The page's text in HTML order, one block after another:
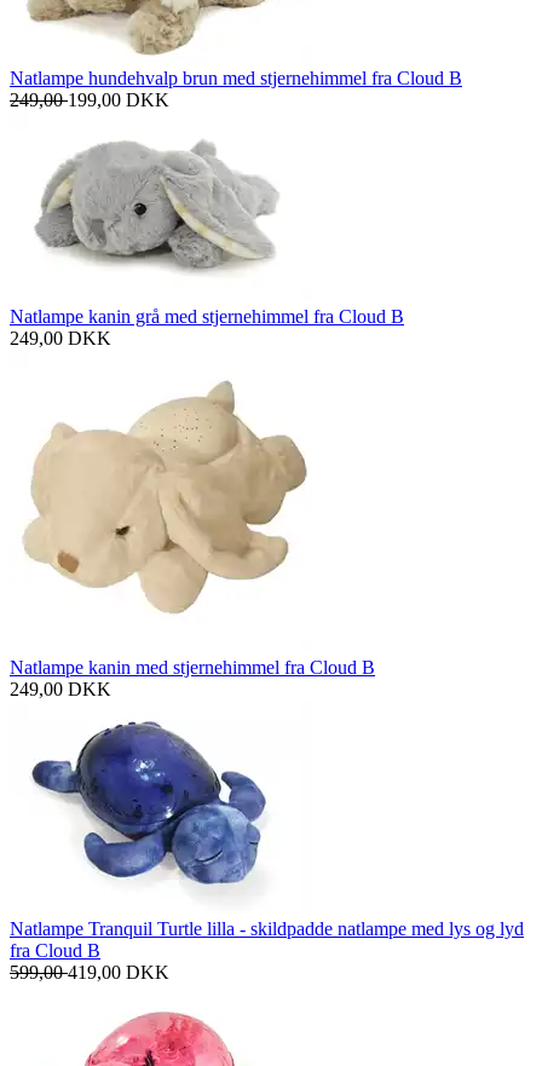
Natlampe hundehvalp brun med stjernehimmel fra Cloud B
249,00199,00 DKK
Natlampe kanin grå med stjernehimmel fra Cloud B
249,00 DKK
Natlampe kanin med stjernehimmel fra Cloud B
249,00 DKK
Natlampe Tranquil Turtle lilla - skildpadde natlampe med lys og lyd
fra Cloud B
599,00419,00 DKK